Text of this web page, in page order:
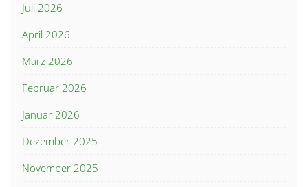
Juli 2026
April 2026
März 2026
Februar 2026
Januar 2026
Dezember 2025
November 2025